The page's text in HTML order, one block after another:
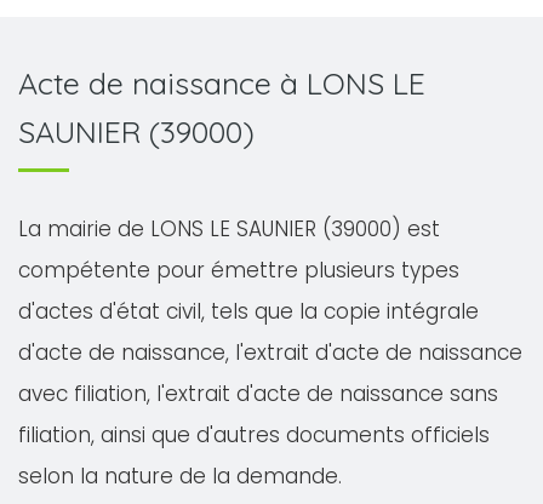
Acte de naissance à LONS LE
SAUNIER (39000)
La mairie de LONS LE SAUNIER (39000) est
compétente pour émettre plusieurs types
d'actes d'état civil, tels que la copie intégrale
d'acte de naissance, l'extrait d'acte de naissance
avec filiation, l'extrait d'acte de naissance sans
filiation, ainsi que d'autres documents officiels
selon la nature de la demande.